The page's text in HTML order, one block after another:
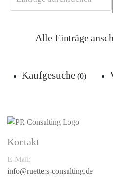
Alle Einträge
Kaufgesuche (0)
Kontakt
E-Mail:
info@ruetters-consulting.de